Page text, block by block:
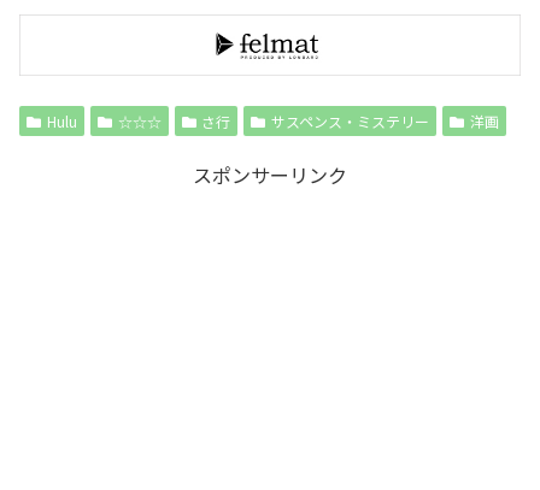
Hulu ☆☆☆ さ行 サスペンス・ミステリー 洋画
スポンサーリンク